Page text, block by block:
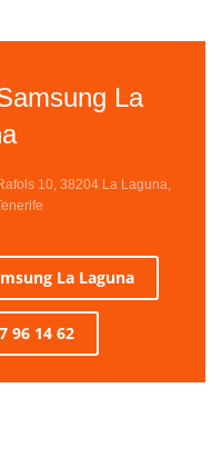
La
10, 38204 La Laguna,
La Laguna
96 14 62